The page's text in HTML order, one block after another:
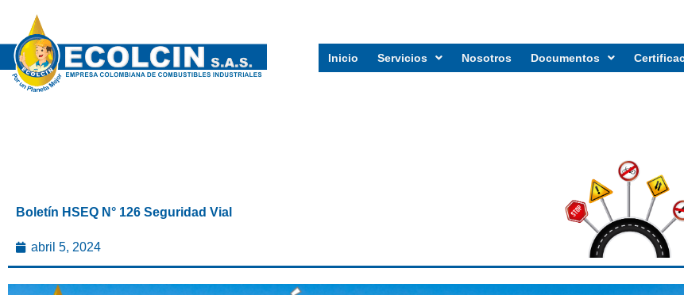
contenido
Inicio Servicios Nosotros Documentos
Boletín HSEQ N° 126 Seguridad Vial
abril 5, 2024